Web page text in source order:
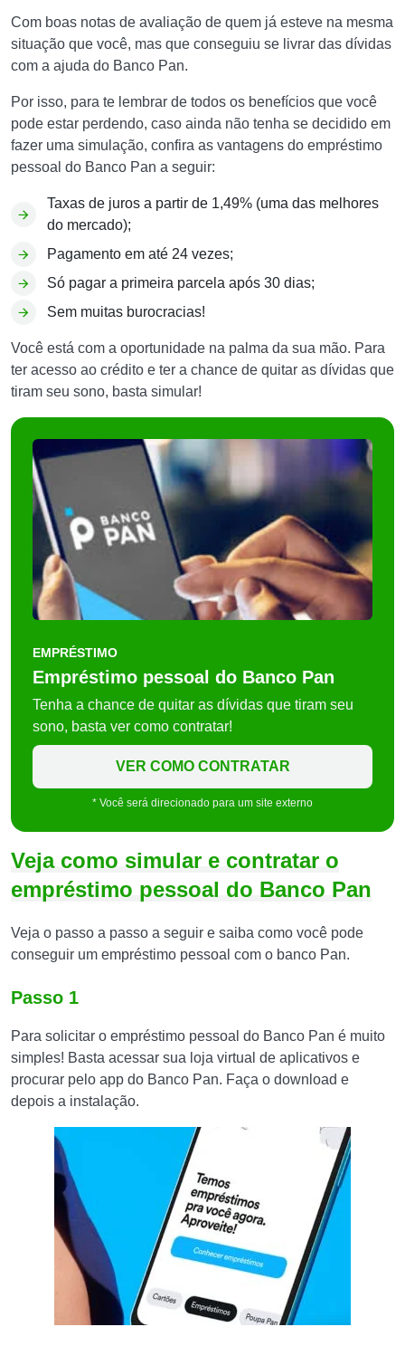
Com boas notas de avaliação de quem já esteve na mesma
situação que você, mas que conseguiu se livrar das dívidas
com a ajuda do Banco Pan.
Por isso, para te lembrar de todos os benefícios que você
pode estar perdendo, caso ainda não tenha se decidido em
fazer uma simulação, confira as vantagens do empréstimo
pessoal do Banco Pan a seguir:
Taxas de juros a partir de 1,49% (uma das melhores
do mercado);
Pagamento em até 24 vezes;
Só pagar a primeira parcela após 30 dias;
Sem muitas burocracias!
Você está com a oportunidade na palma da sua mão. Para
ter acesso ao crédito e ter a chance de quitar as dívidas que
tiram seu sono, basta simular!
EMPRÉSTIMO
Empréstimo pessoal do Banco Pan
Tenha a chance de quitar as dívidas que tiram seu
sono, basta ver como contratar!
VER COMO CONTRATAR
* Você será direcionado para um site externo
Veja como simular e contratar o
empréstimo pessoal do Banco Pan
Veja o passo a passo a seguir e saiba como você pode
conseguir um empréstimo pessoal com o banco Pan.
Passo 1
Para solicitar o empréstimo pessoal do Banco Pan é muito
simples! Basta acessar sua loja virtual de aplicativos e
procurar pelo app do Banco Pan. Faça o download e
depois a instalação.